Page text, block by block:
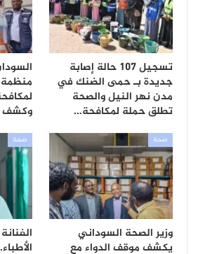
تسجيل 107 حالة إصابة
جديدة بـ حمى الضنك في
مدن نهر النيل والصحة
تطلق حملة لمكافحة…
منظمة
وكشف
صحة
وزير الصحة السوداني
يكشف موقف الدواء مع
صحة